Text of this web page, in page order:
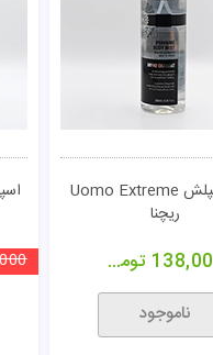
بادی اسپلش Uomo Extreme
ریچنا
تومان
ناموجود